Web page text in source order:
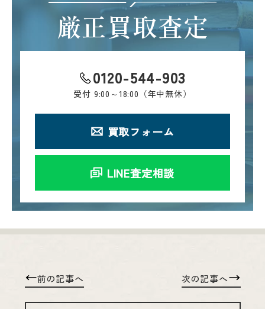
厳正買取査定
0120-544-903
受付 9:00～18:00（年中無休）
買取フォーム
LINE査定相談
前の記事へ 次の記事へ